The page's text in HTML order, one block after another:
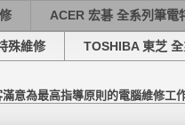
ACER 宏碁 全系列筆電
殊維修 TOSHIBA 東芝
意為最高指導原則的電腦維修